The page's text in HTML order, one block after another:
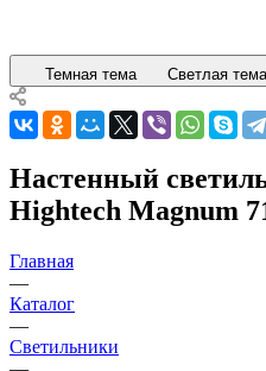
Темная тема Светлая тема
Настенный
Hightech Magnum
Главная
—
Каталог
—
Светильники